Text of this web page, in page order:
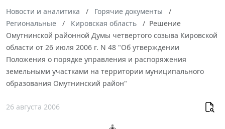
Новости и аналитика
Горячие документы
Региональные
Кировская область
Решение
Омутнинской районной Думы четвертого созыва Кировской
области от 26 июля 2006 г. N 48 "Об утверждении
Положения о порядке управления и распоряжения
земельными участками на территории муниципального
образования Омутнинский район"
26 августа 2006